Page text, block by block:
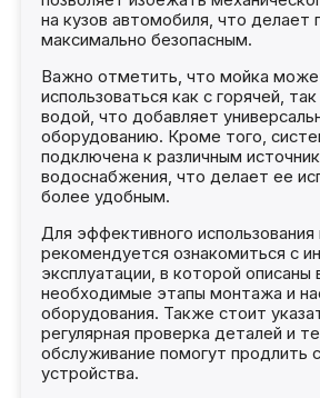
на кузов автомобиля, что делает
максимально безопасным.
Важно отметить, что мойка
использоваться как с горячей,
водой, что добавляет
оборудованию. Кроме того,
подключена к различным
водоснабжения, что делает ее
более удобным.
Для эффективного использования
рекомендуется ознакомиться с
эксплуатации, в которой описаны
необходимые этапы монтажа и
оборудования. Также стоит
регулярная проверка деталей и
обслуживание помогут продлить
устройства.